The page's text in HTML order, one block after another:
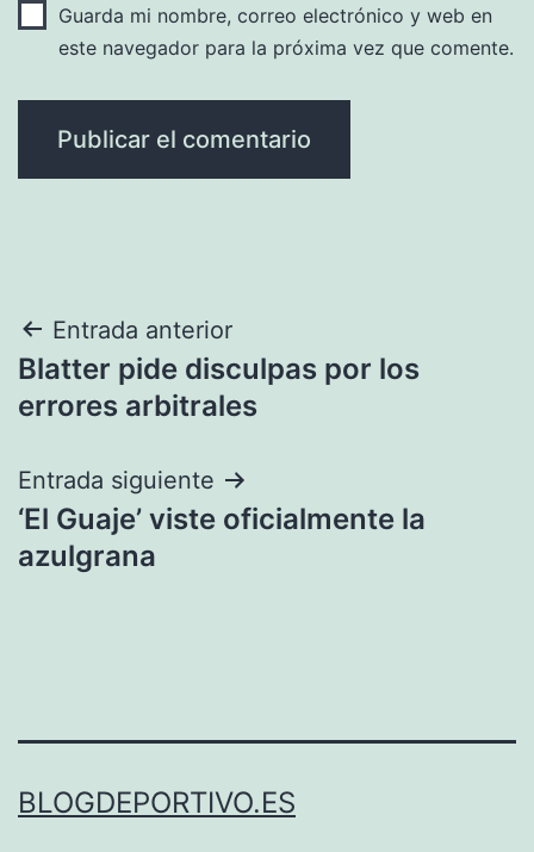
Guarda mi nombre, correo electrónico y web en
este navegador para la próxima vez que comente.
Navegación
de
Entrada anterior
Blatter pide disculpas por los
errores arbitrales
Entrada siguiente
‘El Guaje’ viste oficialmente la
azulgrana
BLOGDEPORTIVO.ES